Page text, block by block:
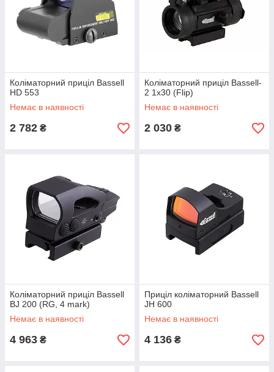
Коліматорний приціл Bassell
HD 553
Немає в наявності
2 782 ₴
Коліматорний приціл Bassell-
2 1x30 (Flip)
Немає в наявності
2 030 ₴
Коліматорний приціл Bassell
BJ 200 (RG, 4 mark)
Немає в наявності
4 963 ₴
Приціл коліматорний Bassell
JH 600
Немає в наявності
4 136 ₴